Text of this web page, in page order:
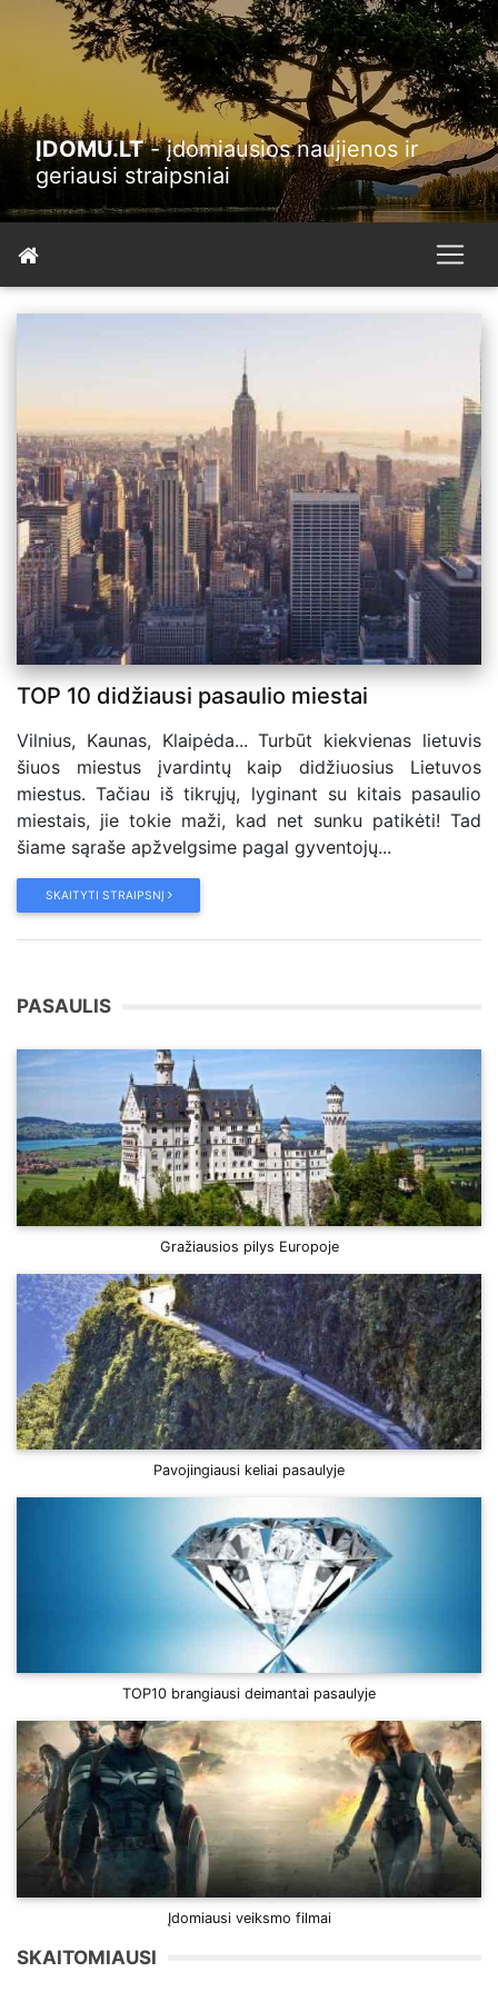
ĮDOMU.LT- įdomiausios naujienos ir
geriausi straipsniai
TOP 10 didžiausi pasaulio miestai
Vilnius, Kaunas, Klaipėda... Turbūt kiekvienas lietuvis
šiuos miestus įvardintų kaip didžiuosius Lietuvos
miestus. Tačiau iš tikrųjų, lyginant su kitais pasaulio
miestais, jie tokie maži, kad net sunku patikėti! Tad
šiame sąraše apžvelgsime pagal gyventojų...
SKAITYTI STRAIPSNĮ
PASAULIS
Gražiausios pilys Europoje
Pavojingiausi keliai pasaulyje
TOP10 brangiausi deimantai pasaulyje
Įdomiausi veiksmo filmai
SKAITOMIAUSI